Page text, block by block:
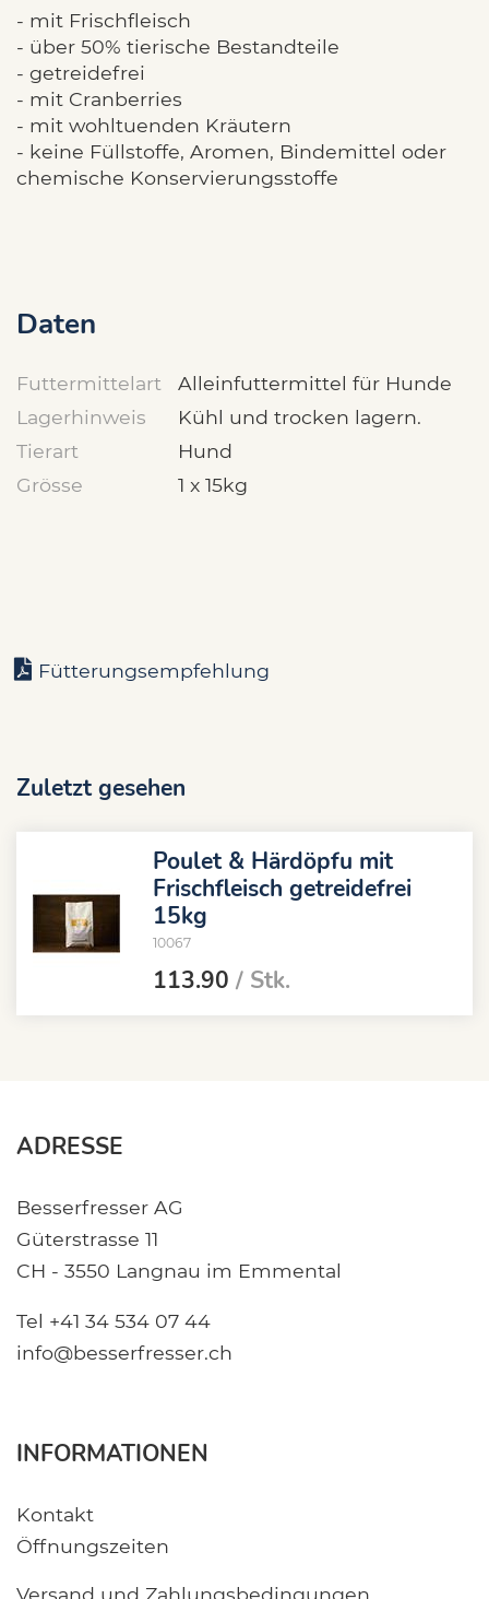
- mit Frischfleisch
- über 50% tierische Bestandteile
- getreidefrei
- mit Cranberries
- mit wohltuenden Kräutern
- keine Füllstoffe, Aromen, Bindemittel oder
chemische Konservierungsstoffe
Daten
Futtermittelart
Alleinfuttermittel für Hunde
Lagerhinweis
Kühl und trocken lagern.
Tierart
Hund
Grösse
1 x 15kg
Fütterungsempfehlung
Zuletzt gesehen
Poulet & Härdöpfu mit
Frischfleisch getreidefrei
15kg
10067
113.90 / Stk.
ADRESSE
Besserfresser AG
Güterstrasse 11
CH - 3550 Langnau im Emmental
Tel +41 34 534 07 44
info@besserfresser.ch
INFORMATIONEN
Kontakt
Öffnungszeiten
Versand und Zahlungsbedingungen